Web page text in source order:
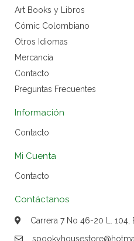
Art Books y Libros
Cómic Colombiano
Otros Idiomas
Mercancía
Contacto
Preguntas Frecuentes
Información
Contacto
Mi Cuenta
Contacto
Contáctanos
Carrera 7 No 46-20 L.